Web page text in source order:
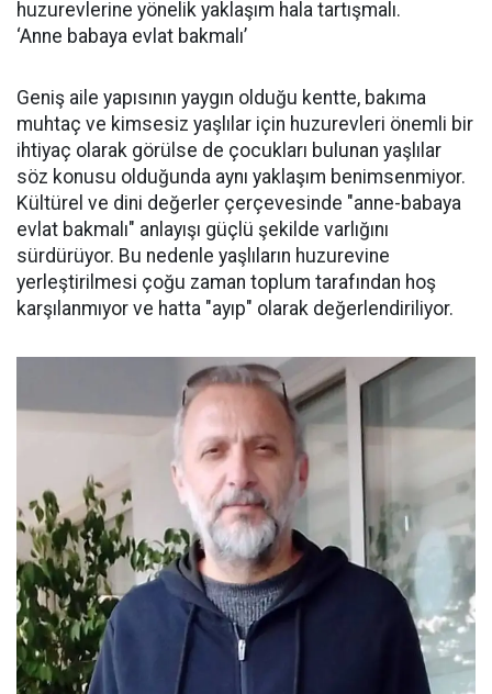
huzurevlerine yönelik yaklaşım hala tartışmalı.
‘Anne babaya evlat bakmalı’
Geniş aile yapısının yaygın olduğu kentte, bakıma
muhtaç ve kimsesiz yaşlılar için huzurevleri önemli bir
ihtiyaç olarak görülse de çocukları bulunan yaşlılar
söz konusu olduğunda aynı yaklaşım benimsenmiyor.
Kültürel ve dini değerler çerçevesinde "anne-babaya
evlat bakmalı" anlayışı güçlü şekilde varlığını
sürdürüyor. Bu nedenle yaşlıların huzurevine
yerleştirilmesi çoğu zaman toplum tarafından hoş
karşılanmıyor ve hatta "ayıp" olarak değerlendiriliyor.